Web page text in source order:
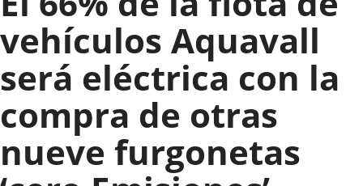
vehículos Aquavall
será eléctrica con la
compra de otras
nueve furgonetas